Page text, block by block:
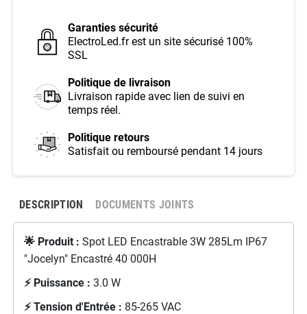
Garanties sécurité
ElectroLed.fr est un site sécurisé 100%
SSL
Politique de livraison
Livraison rapide avec lien de suivi en
temps réel.
Politique retours
Satisfait ou remboursé pendant 14 jours
DESCRIPTION DOCUMENTS JOINTS
🌟 Produit : Spot LED Encastrable 3W 285Lm IP67
"Jocelyn" Encastré 40 000H
⚡ Puissance : 3.0 W
⚡ Tension d'Entrée : 85-265 VAC